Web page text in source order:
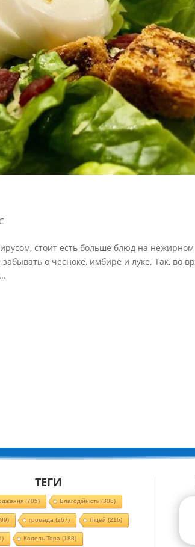
С
стоит есть больше блюд на нежирном
о чесноке, имбире и луке. Так, во
ТЕГИ
(705) Благодійність (308)
громада (267) Ліцей (216)
Колель Тора (188)